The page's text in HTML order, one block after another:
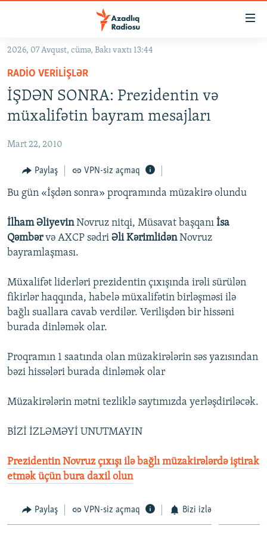
Əsas
qayıt
Əsas
naviqasiyaya
qayıt
GÜNDƏM
KORRUPSIOMETR
FƏRQƏ BAX
QANUNI DOĞRU
ARAŞDIRMA
MULTIMEDIA
VIDEO
FOTOQALEREYA
İNFOQRAFIKA
KARIKATURA
RADIO ARXIV
OXU ZALI
AZƏRBAYCAN ƏDƏBIYYATI KITABXANASI
İSLAM VƏ DEMOKRATIYA
İZ - MƏDƏNIYYƏT PROQRAMI
HAQQIMIZDA
MISSIYAMIZ
PEŞƏ ETIKASI VƏ JURNALISTIKA STANDARTLARIMIZ
MATERIALLARIMIZDAN ISTIFADƏ
BIZIMLƏ ƏLAQƏ
2026, 07 Avqust, cümə, Bakı vaxtı 13:44
RADIO VERILIŞLƏR
İŞDƏN SONRA: Prezidentin və
müxalifətin bayram mesajları
Mart 22, 2010
Paylaş VPN-siz açmaq
Bu gün «İşdən sonra» proqramında müzakirə olundu
İlham ƏliyevinNovruz nitqi, Müsavat başqanı İsa
Qəmbərvə AXCP sədri Əli KərimlidənNovruz
bayramlaşması.
Müxalifət liderləri prezidentin çıxışında irəli sürülən
fikirlər haqqında, habelə müxalifətin birləşməsi ilə
bağlı suallara cavab verdilər. Verilişdən bir hissəni
burada dinləmək olar.
Proqramın 1 saatında olan müzakirələrin səs yazısından
bəzi hissələri burada dinləmək olar
Müzakirələrin mətni tezliklə saytımızda yerləşdiriləcək.
BİZİ İZLƏMƏYİ UNUTMAYIN
Prezidentin Novruz çıxışı ilə bağlı müzakirələrdə iştirak
etmək üçün bura daxil olun
Paylaş VPN-siz açmaq Bizi izlə